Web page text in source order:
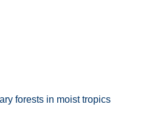
forests in moist tropics